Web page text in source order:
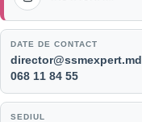
DATE DE CONTACT
Email:
director@ssmexpert.md
Telefon:
068 11 84 55
SEDIUL